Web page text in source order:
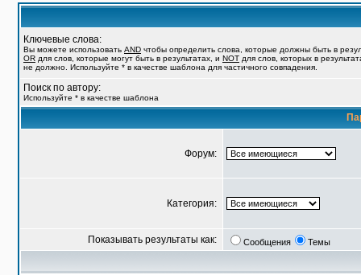
Ключевые слова:
Вы можете использовать AND чтобы определить слова, которые должны быть в
OR для слов, которые могут быть в результатах, и NOT для слов, которых в
не должно. Используйте * в качестве шаблона для частичного совпадения.
Поиск по автору:
Используйте * в качестве шаблона
Форум:
Категория:
Показывать результаты как: Сообщения Темы